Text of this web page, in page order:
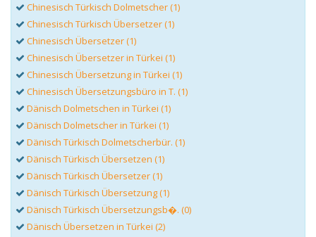
Chinesisch Türkisch Dolmetscher (1)
Chinesisch Türkisch Übersetzer (1)
Chinesisch Übersetzer (1)
Chinesisch Übersetzer in Türkei (1)
Chinesisch Übersetzung in Türkei (1)
Chinesisch Übersetzungsbüro in T. (1)
Dänisch Dolmetschen in Türkei (1)
Dänisch Dolmetscher in Türkei (1)
Dänisch Türkisch Dolmetscherbür. (1)
Dänisch Türkisch Übersetzen (1)
Dänisch Türkisch Übersetzer (1)
Dänisch Türkisch Übersetzung (1)
Dänisch Türkisch Übersetzungsb�. (0)
Dänisch Übersetzen in Türkei (2)